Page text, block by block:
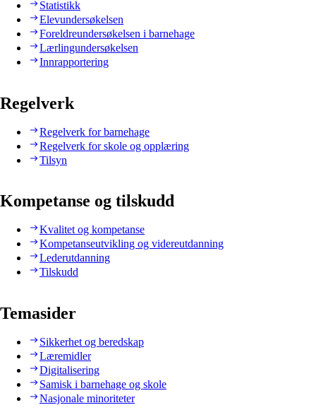
Statistikk
Elevundersøkelsen
Foreldreundersøkelsen i barnehage
Lærlingundersøkelsen
Innrapportering
Regelverk
Regelverk for barnehage
Regelverk for skole og opplæring
Tilsyn
Kompetanse og tilskudd
Kvalitet og kompetanse
Kompetanseutvikling og videreutdanning
Lederutdanning
Tilskudd
Temasider
Sikkerhet og beredskap
Læremidler
Digitalisering
Samisk i barnehage og skole
Nasjonale minoriteter